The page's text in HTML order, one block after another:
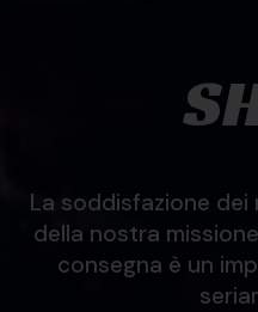
La soddisfazione
della nostra
consegna è un